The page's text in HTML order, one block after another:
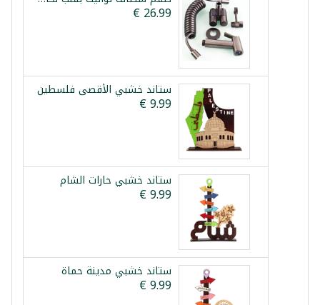
ستاند خشبي الأقصى فلسطين
ستاند خشبي حارات الشام
ستاند خشبي مدينة حماة